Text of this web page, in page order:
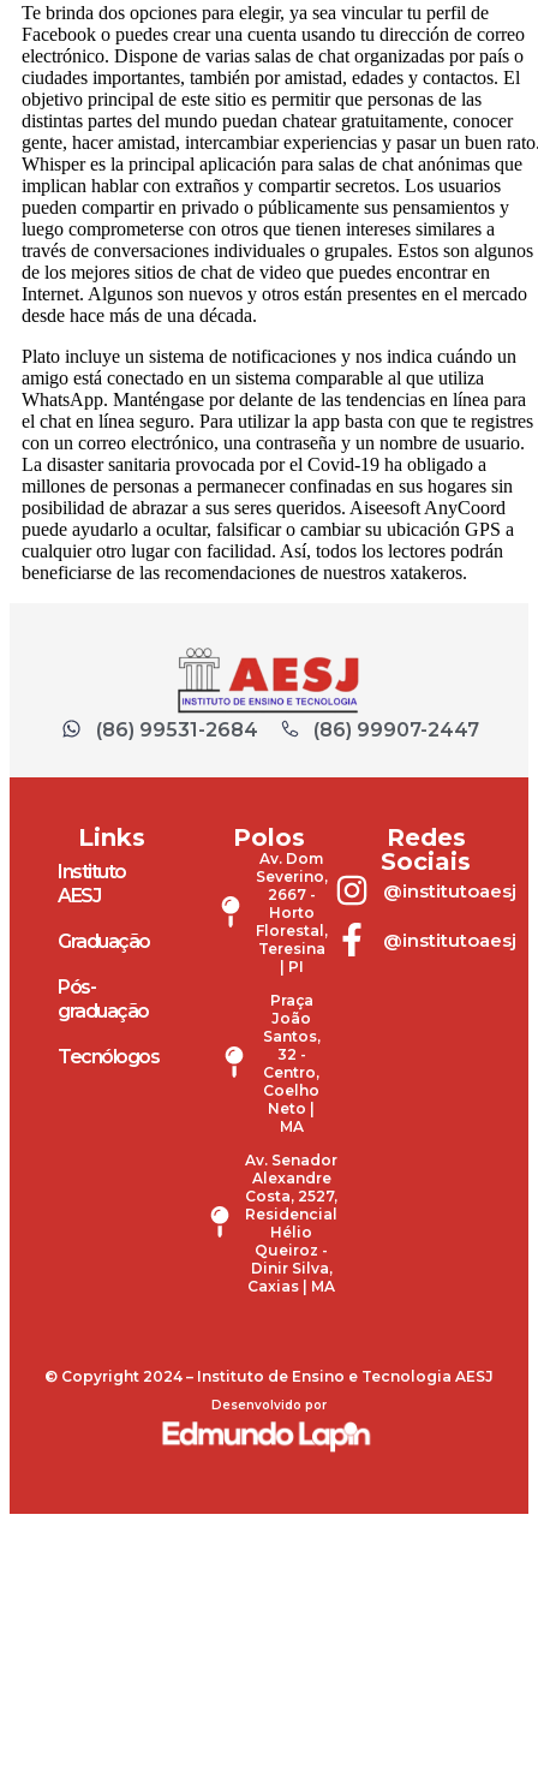
Te brinda dos opciones para elegir, ya sea vincular tu perfil de
Facebook o puedes crear una cuenta usando tu dirección de correo
electrónico. Dispone de varias salas de chat organizadas por país o
ciudades importantes, también por amistad, edades y contactos. El
objetivo principal de este sitio es permitir que personas de las
distintas partes del mundo puedan chatear gratuitamente, conocer
gente, hacer amistad, intercambiar experiencias y pasar un buen
Whisper es la principal aplicación para salas de chat anónimas que
implican hablar con extraños y compartir secretos. Los usuarios
pueden compartir en privado o públicamente sus pensamientos y
luego comprometerse con otros que tienen intereses similares a
través de conversaciones individuales o grupales. Estos son algunos
de los mejores sitios de chat de video que puedes encontrar en
Internet. Algunos son nuevos y otros están presentes en el mercado
desde hace más de una década.
Plato incluye un sistema de notificaciones y nos indica cuándo un
amigo está conectado en un sistema comparable al que utiliza
WhatsApp. Manténgase por delante de las tendencias en línea para
el chat en línea seguro. Para utilizar la app basta con que te registres
con un correo electrónico, una contraseña y un nombre de usuario.
La disaster sanitaria provocada por el Covid-19 ha obligado a
millones de personas a permanecer confinadas en sus hogares sin
posibilidad de abrazar a sus seres queridos. Aiseesoft AnyCoord
puede ayudarlo a ocultar, falsificar o cambiar su ubicación GPS a
cualquier otro lugar con facilidad. Así, todos los lectores podrán
beneficiarse de las recomendaciones de nuestros xatakeros.
(86) 99531-2684 (86) 99907-2447
Links
Instituto
AESJ
Graduação
Pós-
graduação
Tecnólogos
Polos
Av. Dom
Severino,
2667 -
Horto
Florestal,
Teresina
| PI
Praça
João
Santos,
32 -
Centro,
Coelho
Neto |
MA
Av. Senador
Alexandre
Costa, 2527,
Residencial
Hélio
Queiroz -
Dinir Silva,
Caxias | MA
Redes
Sociais
@institutoaesj
@institutoaesj
© Copyright 2024 – Instituto de Ensino e Tecnologia AESJ
Desenvolvido por